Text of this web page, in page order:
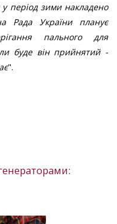
період зими накладено
Рада України планує
пального для
буде він прийнятий -
".